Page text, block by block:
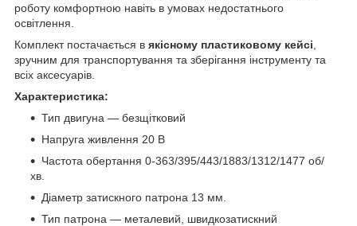
роботу комфортною навіть в умовах недостатнього
освітлення.
Комплект постачається в якісному пластиковому кейсі
зручним для транспортування та зберігання інструменту та
всіх аксесуарів.
Характеристика:
Тип двигуна — безщітковий
Напруга живлення 20 В
Частота обертання 0-363/395/443/1883/1312/1477 об/
хв.
Діаметр затискного патрона 13 мм.
Тип патрона — металевий, швидкозатискний